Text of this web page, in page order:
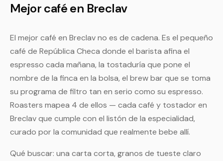
Mejor café en Breclav
El mejor café en Breclav no es de cadena. Es el pequeño
café de República Checa donde el barista afina el
espresso cada mañana, la tostaduría que pone el
nombre de la finca en la bolsa, el brew bar que se toma
su programa de filtro tan en serio como su espresso.
Roasters mapea 4 de ellos — cada café y tostador en
Breclav que cumple con el listón de la especialidad,
curado por la comunidad que realmente bebe allí.
Qué buscar: una carta corta, granos de tueste claro